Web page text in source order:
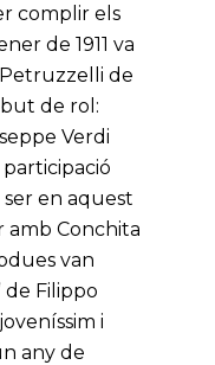
complir els
de 1911 va
de
de rol:
Verdi
ser en aquest
amb Conchita
van
de Filippo
i
any de